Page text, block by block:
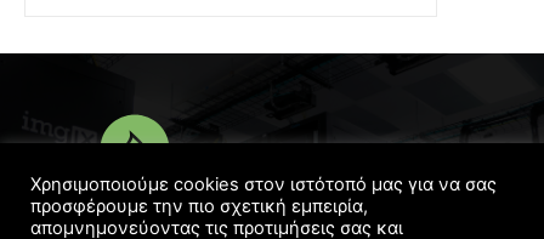
Χρησιμοποιούμε cookies στον ιστότοπό μας για να σας
προσφέρουμε την πιο σχετική εμπειρία,
απομνημονεύοντας τις προτιμήσεις σας και